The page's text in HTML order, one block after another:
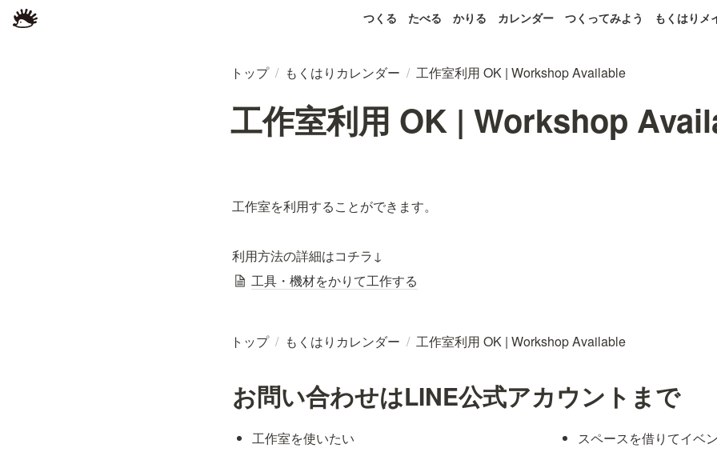
つくる たべる かりる カレンダー つくってみよう もくはりメ
トップ / もくはりカレンダー / 工作室利用 OK | Workshop Available
工作室利用 OK | Workshop
工作室を利用することができます。
利用方法の詳細はコチラ↓
工具・機材をかりて工作する
トップ / もくはりカレンダー / 工作室利用 OK | Workshop Available
お問い合わせはLINE公式アカウントまで
工作室を使いたい スペースを借りてイベ